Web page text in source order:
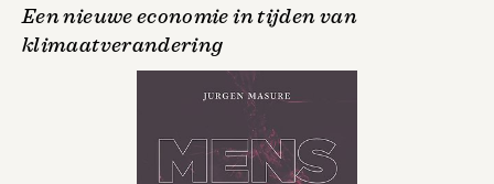
Een nieuwe economie in tijden van
klimaatverandering